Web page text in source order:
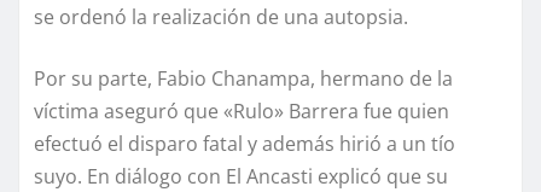
se ordenó la realización de una autopsia.
Por su parte, Fabio Chanampa, hermano de la
víctima aseguró que «Rulo» Barrera fue quien
efectuó el disparo fatal y además hirió a un tío
suyo. En diálogo con El Ancasti explicó que su